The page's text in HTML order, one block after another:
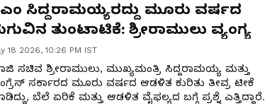
ಸಿದ್ದರಾಮಯ್ಯರದ್ದು ಮೂರು ವರ್ಷದ
ತುಂಟಾಟಿಕೆ: ಶ್ರೀರಾಮುಲು ವ್ಯಂಗ್ಯ
18 2026, 10:26 PM IST
ಸಚಿವ ಶ್ರೀರಾಮುಲು, ಮುಖ್ಯಮಂತ್ರಿ ಸಿದ್ದರಾಮಯ್ಯ ಮತ್ತು
ಸರ್ಕಾರದ ಮೂರು ವರ್ಷದ ಆಡಳಿತ ಕುರಿತು ತೀವ್ರ ಟೀಕೆ
ಬೆಲೆ ಏರಿಕೆ ಮತ್ತು ಆಡಳಿತ ವೈಫಲ್ಯದ ಬಗ್ಗೆ ಪ್ರಶ್ನೆ ಎತ್ತಿದ್ದಾರೆ.